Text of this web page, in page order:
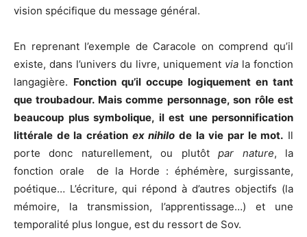
vision spécifique du message général.
En reprenant l’exemple de Caracole on comprend qu’il
existe, dans l’univers du livre, uniquement via la fonction
langagière. Fonction qu’il occupe logiquement en tant
que troubadour. Mais comme personnage, son rôle est
beaucoup plus symbolique, il est une personnification
littérale de la création ex nihilo de la vie par le mot. Il
porte donc naturellement, ou plutôtpar nature, la
fonction orale de la Horde : éphémère, surgissante,
poétique… L’écriture, qui répond à d’autres objectifs (la
mémoire, la transmission, l’apprentissage…) et une
temporalité plus longue, est du ressort de Sov.